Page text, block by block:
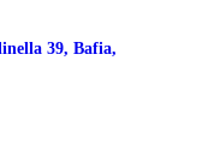
39, Bafia,